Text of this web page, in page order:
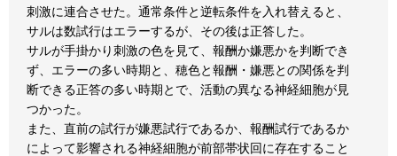
刺激に連合させた。通常条件と逆転条件を入れ替えると、
サルは数試行はエラーするが、その後は正答した。
サルが手掛かり刺激の色を見て、報酬か嫌悪かを判断でき
ず、エラーの多い時期と、穂色と報酬・嫌悪との関係を判
断できる正答の多い時期とで、活動の異なる神経細胞が見
つかった。
また、直前の試行が嫌悪試行であるか、報酬試行であるか
によって影響される神経細胞が前部帯状回に存在すること